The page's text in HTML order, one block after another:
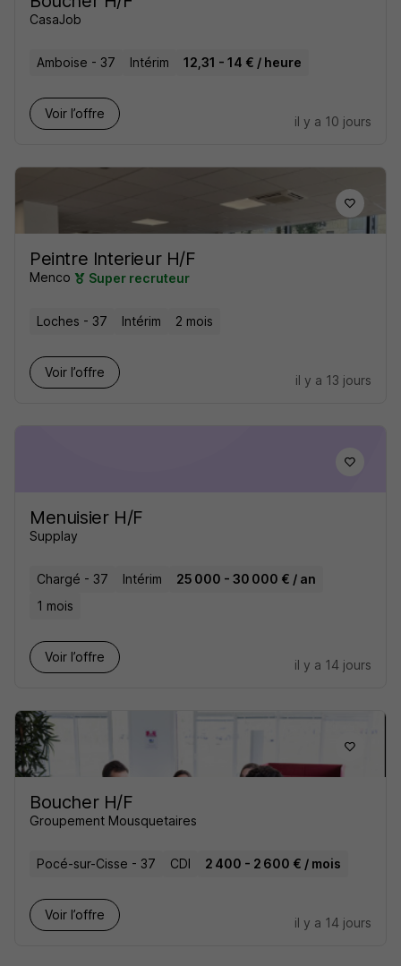
CasaJob
Amboise - 37 Intérim 12,31 - 14 € / heure
Voir l’offre
il y a 10 jours
Peintre Interieur H/F
Menco Super recruteur
Loches - 37 Intérim 2 mois
Voir l’offre
il y a 13 jours
Menuisier H/F
Supplay
Chargé - 37 Intérim
25 000 - 30 000 € / an
1 mois
Voir l’offre
il y a 14 jours
Boucher H/F
Groupement Mousquetaires
Pocé-sur-Cisse - 37 CDI 2 400 - 2 600 € / mois
Voir l’offre
il y a 14 jours